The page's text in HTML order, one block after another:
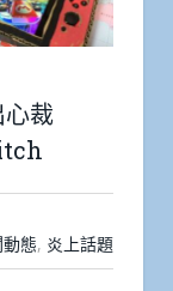
裁
態, 炎上話題